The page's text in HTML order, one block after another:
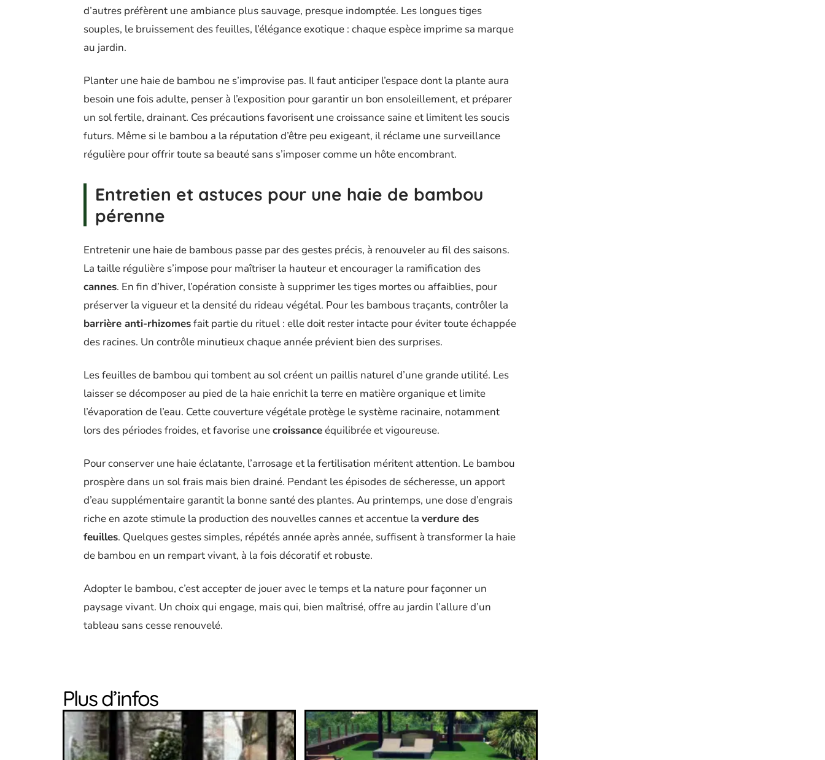
d’autres préfèrent une ambiance plus sauvage, presque indomptée. Les longues tiges
souples, le bruissement des feuilles, l’élégance exotique : chaque espèce imprime sa marque
au jardin.
Planter une haie de bambou ne s’improvise pas. Il faut anticiper l’espace dont la plante aura
besoin une fois adulte, penser à l’exposition pour garantir un bon ensoleillement, et préparer
un sol fertile, drainant. Ces précautions favorisent une croissance saine et limitent les soucis
futurs. Même si le bambou a la réputation d’être peu exigeant, il réclame une surveillance
régulière pour offrir toute sa beauté sans s’imposer comme un hôte encombrant.
Entretien et astuces pour une haie de bambou
pérenne
Entretenir une haie de bambous passe par des gestes précis, à renouveler au fil des saisons.
La taille régulière s’impose pour maîtriser la hauteur et encourager la ramification des
cannes. En fin d’hiver, l’opération consiste à supprimer les tiges mortes ou affaiblies, pour
préserver la vigueur et la densité du rideau végétal. Pour les bambous traçants, contrôler la
barrière anti-rhizomesfait partie du rituel : elle doit rester intacte pour éviter toute échappée
des racines. Un contrôle minutieux chaque année prévient bien des surprises.
Les feuilles de bambou qui tombent au sol créent un paillis naturel d’une grande utilité. Les
laisser se décomposer au pied de la haie enrichit la terre en matière organique et limite
l’évaporation de l’eau. Cette couverture végétale protège le système racinaire, notamment
lors des périodes froides, et favorise unecroissanceéquilibrée et vigoureuse.
Pour conserver une haie éclatante, l’arrosage et la fertilisation méritent attention. Le bambou
prospère dans un sol frais mais bien drainé. Pendant les épisodes de sécheresse, un apport
d’eau supplémentaire garantit la bonne santé des plantes. Au printemps, une dose d’engrais
riche en azote stimule la production des nouvelles cannes et accentue la verdure des
feuilles. Quelques gestes simples, répétés année après année, suffisent à transformer la haie
de bambou en un rempart vivant, à la fois décoratif et robuste.
Adopter le bambou, c’est accepter de jouer avec le temps et la nature pour façonner un
paysage vivant. Un choix qui engage, mais qui, bien maîtrisé, offre au jardin l’allure d’un
tableau sans cesse renouvelé.
Plus d’infos